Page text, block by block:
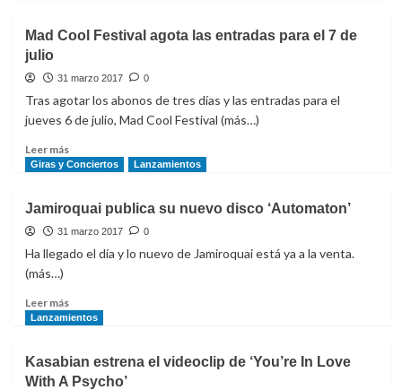
Lipa
come
Madrid
su
mundo
Mad Cool Festival agota las entradas para el 7 de
julio
31 marzo 2017 0
Tras agotar los abonos de tres días y las entradas para el
jueves 6 de julio, Mad Cool Festival (más…)
Leer másLeer
más
Cool
Festival
agota
para
el
julio
Giras y Conciertos Lanzamientos
Jamiroquai publica su nuevo disco ‘Automaton’
31 marzo 2017 0
Ha llegado el día y lo nuevo de Jamiroquai está ya a la venta.
(más…)
Leer másLeer
más
publica
su
Lanzamientos
Kasabian estrena el videoclip de ‘You’re In Love
With A Psycho’